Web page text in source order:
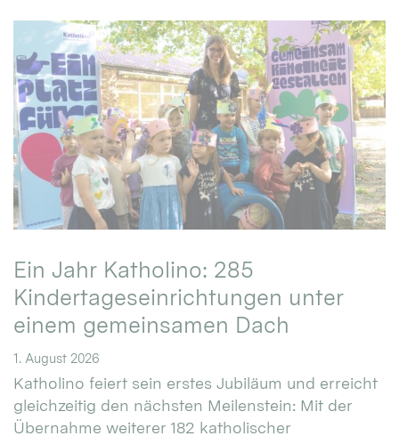
Ein Jahr Katholino: 285
Kindertageseinrichtungen unter
einem gemeinsamen Dach
1. August 2026
Katholino feiert sein erstes Jubiläum und erreicht
gleichzeitig den nächsten Meilenstein: Mit der
Übernahme weiterer 182 katholischer